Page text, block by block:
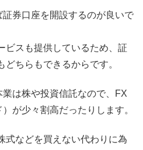
券口座を開設するのが良いで
ビスも提供しているため、証
ちらもできるからです。
は株や投資信託なので、FX
が少々割高だったりします。
式などを買えない代わりに為